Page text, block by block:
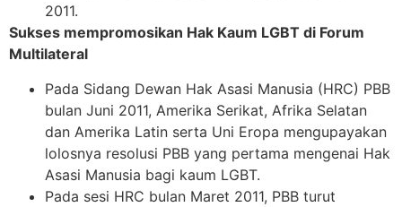
2011.
Sukses mempromosikan Hak Kaum LGBT di Forum
Multilateral
Pada Sidang Dewan Hak Asasi Manusia (HRC) PBB
bulan Juni 2011, Amerika Serikat, Afrika Selatan
dan Amerika Latin serta Uni Eropa mengupayakan
lolosnya resolusi PBB yang pertama mengenai Hak
Asasi Manusia bagi kaum LGBT.
Pada sesi HRC bulan Maret 2011, PBB turut